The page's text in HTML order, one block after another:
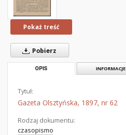
Pokaż treść
Pobierz
OPIS INFORMACJE
Tytuł:
Gazeta Olsztyńska, 1897, nr 62
Rodzaj dokumentu:
czasopismo